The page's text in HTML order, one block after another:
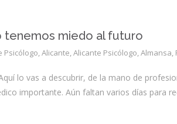
tenemos miedo al futuro
Psicólogo,Alicante,Alicante Psicólogo,Almansa,
lo vas a descubrir, de la mano de
importante. Aún faltan varios días para